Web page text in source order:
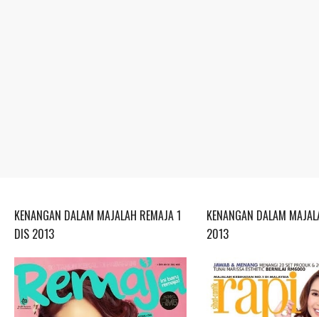
KENANGAN DALAM MAJALAH REMAJA 1
DIS 2013
KENANGAN DALAM
2013